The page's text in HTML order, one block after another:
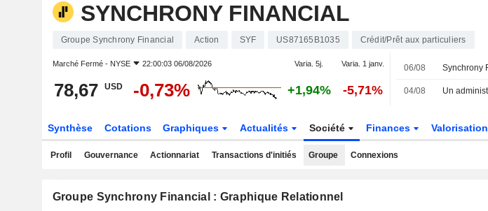
SYNCHRONY FINANCIAL
Groupe Synchrony Financial Action SYF US87165B1035 Crédit/Prêt aux particuliers
Marché Fermé - NYSE 22:00:03 06/08/2026 Varia. 5j. Varia. 1 janv.
78,67 USD -0,73% +1,94% -5,71%
06/08
04/08
Synthèse Cotations Graphiques Actualités Société Finances Valorisation
Profil Gouvernance Actionnariat Transactions d'initiés Groupe Connexions
Groupe Synchrony Financial : Graphique Relationnel